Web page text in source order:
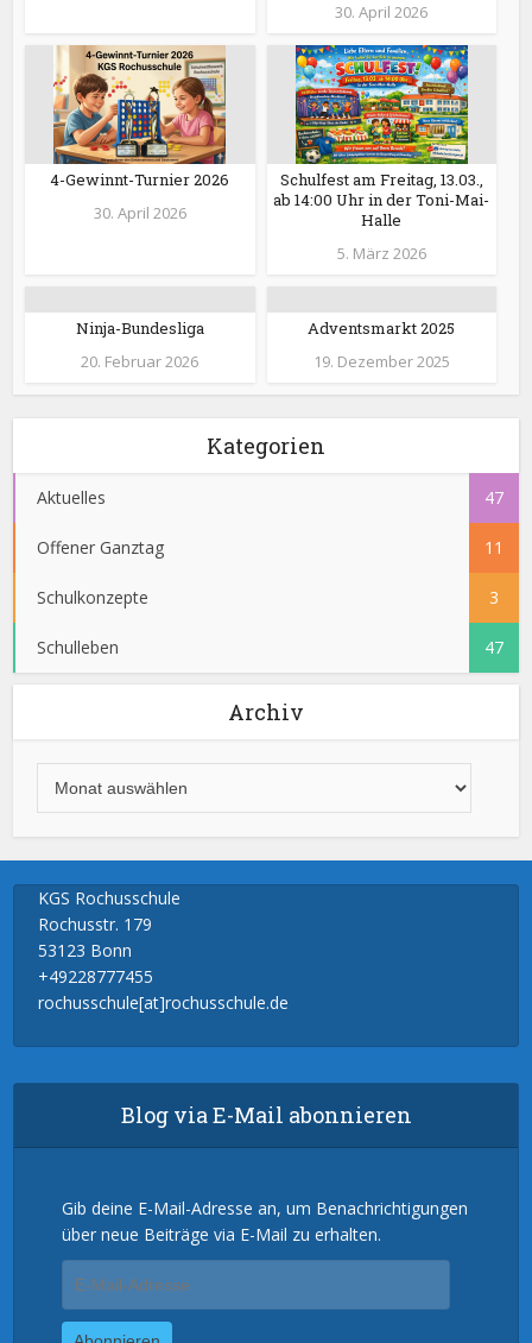
30. April 2026
4-Gewinnt-Turnier 2026
30. April 2026
Schulfest am Freitag, 13.03.,
ab 14:00 Uhr in der Toni-Mai-
Halle
5. März 2026
Ninja-Bundesliga
20. Februar 2026
Adventsmarkt 2025
19. Dezember 2025
Kategorien
Aktuelles 47
Offener Ganztag 11
Schulkonzepte 3
Schulleben 47
Archiv
KGS Rochusschule
Rochusstr. 179
53123 Bonn
+49228777455
rochusschule[at]rochusschule.de
Blog via E-Mail abonnieren
Gib deine E-Mail-Adresse an, um Benachrichtigungen
über neue Beiträge via E-Mail zu erhalten.
Mail-
Adresse